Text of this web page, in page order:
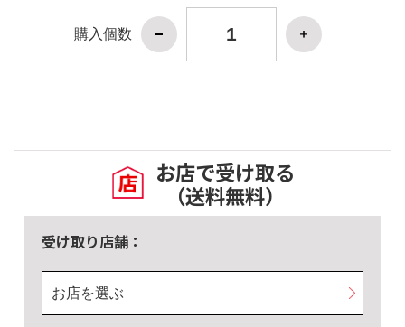
購入個数
お店で受け取る
（送料無料）
受け取り店舗：
お店を選ぶ